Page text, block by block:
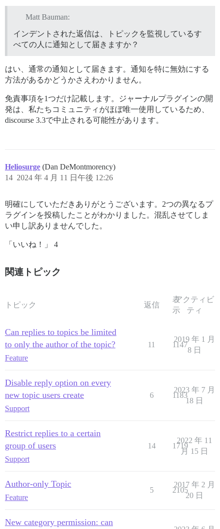
Matt Bauman:
インデントされた返信は、トピックを監視しているす
べての人に通知として届きますか？
はい、通常の通知として届きます。通知を特に無効にする
方法があるかどうかさえわかりません。
免責事項を1つだけ記載します。ジャーナルプラグインの開
発は、私たちコミュニティがほぼ唯一使用しているため、
discourse 3.3で中止される可能性があります。
Heliosurge (Dan DeMontmorency)
2024 年 4 月 11 日午後 12:26
14
明確にしていただきありがとうございます。2つの異なるプ
ラグインを投稿したことがわかりました。混乱させてしま
い申し訳ありませんでした。
「いいね！」 4
関連トピック
トピック 返信
表
示
アクティビ
ティ
Can replies to topics be limited
to only the author of the topic?
Feature
11 1147
2019 年 1 月
8 日
Disable reply option on every
new topic users create
Support
6 1183
2023 年 7 月
18 日
Restrict replies to a certain
group of users
Support
14 1719
2022 年 11
月 15 日
Author-only Topic
Feature
5 2105
2017 年 2 月
20 日
New category permission: can